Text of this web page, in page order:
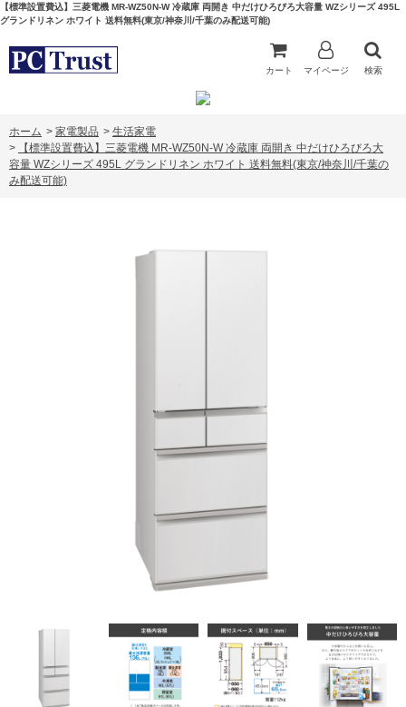
【標準設置費込】三菱電機 MR-WZ50N-W 冷蔵庫 両開き 中だけひろびろ大容量 WZシリーズ 495L
グランドリネン ホワイト 送料無料(東京/神奈川/千葉のみ配送可能)
カート マイページ 検索
ホーム > 家電製品 > 生活家電
>
【標準設置費込】三菱電機 MR-WZ50N-W 冷蔵庫 両開き 中だけひろびろ大
容量 WZシリーズ 495L グランドリネン ホワイト 送料無料(東京/神奈川/千葉の
み配送可能)